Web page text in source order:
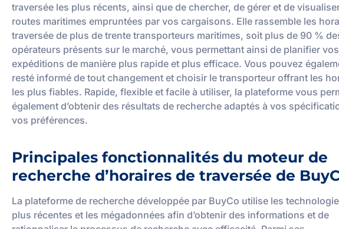
traversée les plus récents, ainsi que de chercher, de gérer et de
routes maritimes empruntées par vos cargaisons. Elle rassemble les
traversée de plus de trente transporteurs maritimes, soit plus de 90 %
opérateurs présents sur le marché, vous permettant ainsi de planifier vos
expéditions de manière plus rapide et plus efficace. Vous pouvez
resté informé de tout changement et choisir le transporteur offrant les
les plus fiables. Rapide, flexible et facile à utiliser, la plateforme vous
également d’obtenir des résultats de recherche adaptés à vos
vos préférences.
Principales fonctionnalités du moteur de
recherche d’horaires de traversée de
La plateforme de recherche développée par BuyCo utilise les
plus récentes et les mégadonnées afin d’obtenir des informations et de